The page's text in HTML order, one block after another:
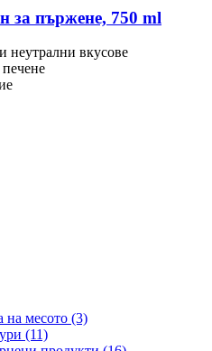
за пържене, 750 ml
неутрални вкусове
на месото (3)
(11)